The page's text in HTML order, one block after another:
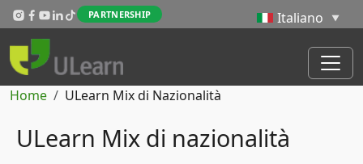
Salta al contenuto principale
PARTNERSHIP
Briciole di pane
Home ULearn Mix di Nazionalità
ULearn Mix di nazionalità